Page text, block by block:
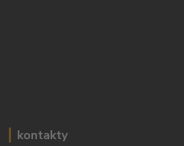
kontakty